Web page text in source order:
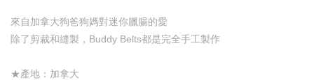
來自加拿大狗爸狗媽對迷你臘腸的愛
除了剪裁和縫製，Buddy Belts都是完全手工製作
★產地：加拿大